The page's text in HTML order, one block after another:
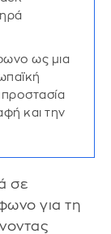
ως μια
και την
σε
για τη